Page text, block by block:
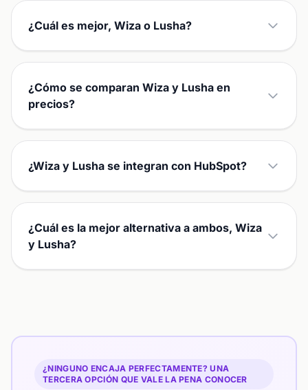
¿Cuál es mejor, Wiza o Lusha?
¿Cómo se comparan Wiza y Lusha en
precios?
¿Wiza y Lusha se integran con HubSpot?
¿Cuál es la mejor alternativa a ambos, Wiza
y Lusha?
¿NINGUNO ENCAJA PERFECTAMENTE? UNA
TERCERA OPCIÓN QUE VALE LA PENA CONOCER